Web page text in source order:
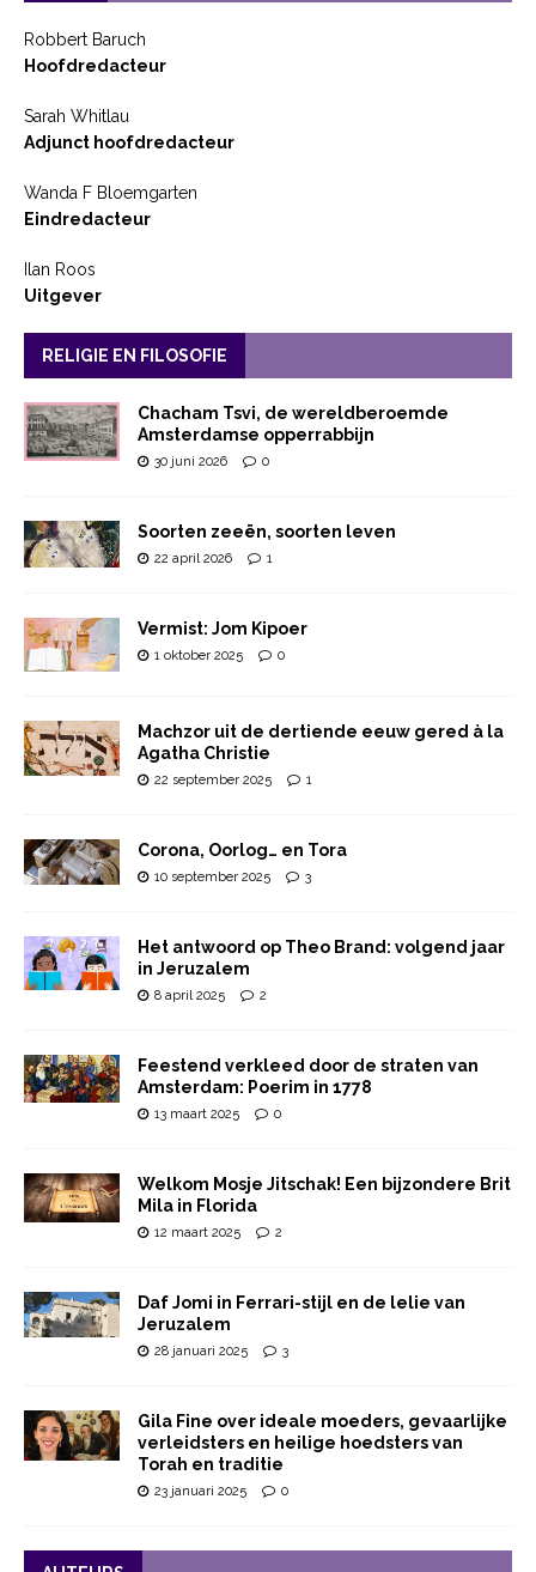
Robbert Baruch
Hoofdredacteur
Sarah Whitlau
Adjunct hoofdredacteur
Wanda F Bloemgarten
Eindredacteur
Ilan Roos
Uitgever
RELIGIE EN FILOSOFIE
Chacham Tsvi, de wereldberoemde
Amsterdamse opperrabbijn
30 juni 2026 0
Soorten zeeën, soorten leven
22 april 2026 1
Vermist: Jom Kipoer
1 oktober 2025 0
Machzor uit de dertiende eeuw gered à la
Agatha Christie
22 september 2025 1
Corona, Oorlog… en Tora
10 september 2025 3
Het antwoord op Theo Brand: volgend jaar
in Jeruzalem
8 april 2025 2
Feestend verkleed door de straten van
Amsterdam: Poerim in 1778
13 maart 2025 0
Welkom Mosje Jitschak! Een bijzondere Brit
Mila in Florida
12 maart 2025 2
Daf Jomi in Ferrari-stijl en de lelie van
Jeruzalem
28 januari 2025 3
Gila Fine over ideale moeders, gevaarlijke
verleidsters en heilige hoedsters van
Torah en traditie
23 januari 2025 0